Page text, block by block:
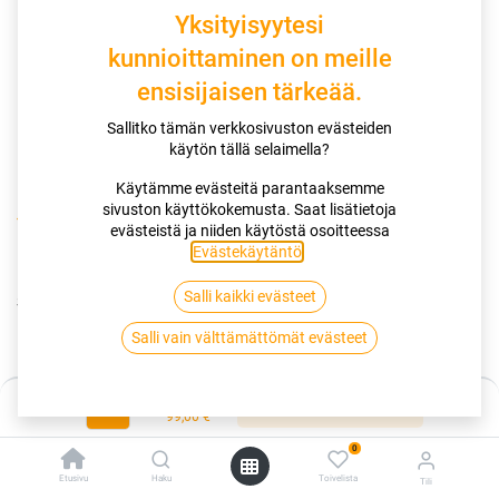
99,00€
Etusivu Haku
0
Toivelista Tili
Kauppa Huoltotoimet Öljynvaihtohuolto
Öljynvaihtohuolto
Sisältää:
Moottoriöljyn (maksimissaan 5 L Valvoline Synpower 5W/30)
Palvelu suoritetaan:Martinsillantie 10
Tuotekoodi:
Yksityisyytesi
kunnioittaminen on meille
ensisijaisen tärkeää.
Sallitko tämän verkkosivuston evästeiden
käytön tällä selaimella?
Käytämme evästeitä parantaaksemme
sivuston käyttökokemusta. Saat lisätietoja
evästeistä ja niiden käytöstä osoitteessa
Evästekäytäntö
Salli kaikki evästeet
Salli vain välttämättömät evästeet